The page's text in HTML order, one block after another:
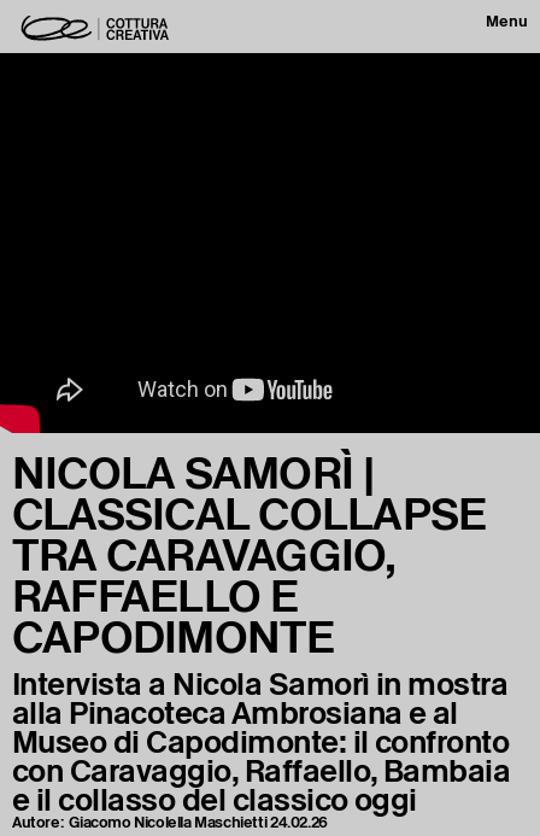
Menu
NICOLA SAMORÌ |
CLASSICAL COLLAPSE
TRA CARAVAGGIO,
RAFFAELLO E
CAPODIMONTE
Intervista a Nicola Samorì in mostra
alla Pinacoteca Ambrosiana e al
Museo di Capodimonte: il confronto
con Caravaggio, Raffaello, Bambaia
e il collasso del classico oggi
Autore:Giacomo Nicolella Maschietti24.02.26